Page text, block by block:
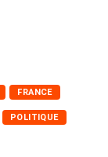
FRANCE
POLITIQUE